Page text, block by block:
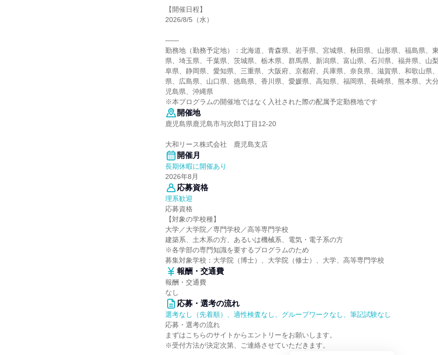
【開催日程】
2026/8/5（水）
――
勤務地（勤務予定地）：北海道、青森県、岩手県、宮城県、秋田県、山形県、福島県、
県、埼玉県、千葉県、茨城県、栃木県、群馬県、新潟県、富山県、石川県、福井県、山
阜県、静岡県、愛知県、三重県、大阪府、京都府、兵庫県、奈良県、滋賀県、和歌山県
県、広島県、山口県、徳島県、香川県、愛媛県、高知県、福岡県、長崎県、熊本県、大
児島県、沖縄県
※本プログラムの開催地ではなく入社された際の配属予定勤務地です
開催地
鹿児島県鹿児島市与次郎1丁目12-20
大和リース株式会社 鹿児島支店
開催月
長期休暇に開催あり
2026年8月
応募資格
理系歓迎
応募資格
【対象の学校種】
大学／大学院／専門学校／高等専門学校
建築系、土木系の方、あるいは機械系、電気・電子系の方
※各学部の専門知識を要するプログラムのため
募集対象学校：大学院（博士）、大学院（修士）、大学、高等専門学校
報酬・交通費
報酬・交通費
なし
応募・選考の流れ
選考なし（先着順）、適性検査なし、グループワークなし、筆記試験なし
応募・選考の流れ
まずはこちらのサイトからエントリーをお願いします。
※受付方法が決定次第、ご連絡させていただきます。